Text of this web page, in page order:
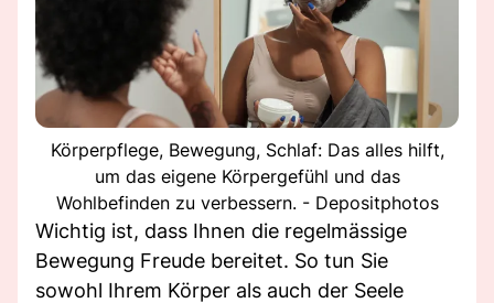
Körperpflege, Bewegung, Schlaf: Das alles hilft,
um das eigene Körpergefühl und das
Wohlbefinden zu verbessern. - Depositphotos
Wichtig ist, dass Ihnen die regelmässige
Bewegung Freude bereitet. So tun Sie
sowohl Ihrem Körper als auch der Seele